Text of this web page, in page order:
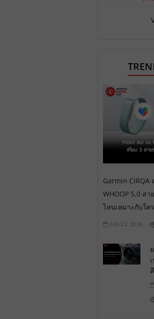
Garmin CIRQA
WHOOP 5.0 ส
ไหนเหมาะกับใค
July 22, 2026